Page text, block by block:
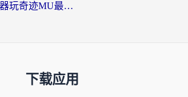
国外用什么加速器玩奇迹MU最好？2026海外玩家国服游戏加速全攻略
下载应用